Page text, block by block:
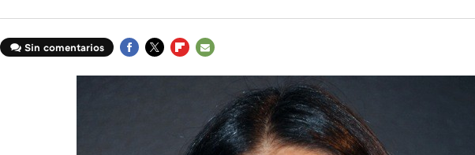
Sin comentarios